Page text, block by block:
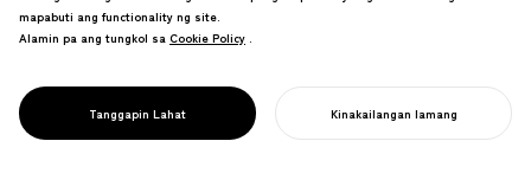
1/D ISANG BESES
SA ISANG ARAW
sa kalidad ng pang-araw-araw na mga
gawi at pamumuhay.
SIMULAN ANG INYONG PROYEKTO
mapabuti ang functionality ng site.
Alamin pa ang tungkol sa Cookie Policy
Cookie Policy .
Tanggapin Lahat Kinakailangan lamang